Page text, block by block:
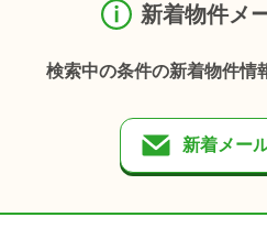
新着物件メ
検索中の条件の新着物件情
新着メー